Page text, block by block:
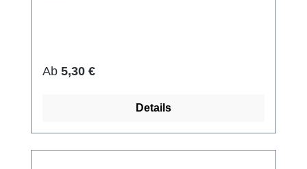
Regulärer Preis:
Ab 5,30 €
Details